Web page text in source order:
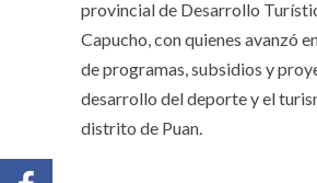
provincial de Desarrollo
Capucho, con quienes avanzó
de programas, subsidios y
desarrollo del deporte y el
distrito de Puan.